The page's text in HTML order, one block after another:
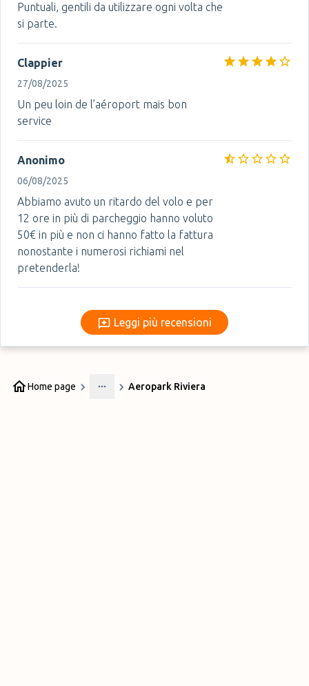
Puntuali, gentili da utilizzare ogni volta che
si parte.
Clappier
27/08/2025
Un peu loin de l’aéroport mais bon
service
Anonimo
06/08/2025
Abbiamo avuto un ritardo del volo e per
12 ore in più di parcheggio hanno voluto
50€ in più e non ci hanno fatto la fattura
nonostante i numerosi richiami nel
pretenderla!
Leggi più recensioni
Leggi più recensioni
Home page
More
Aeropark Riviera